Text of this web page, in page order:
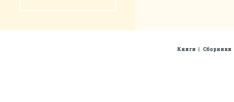
Книги Сборники